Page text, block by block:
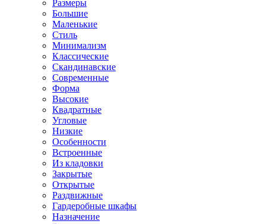
Размеры
Большие
Маленькие
Стиль
Минимализм
Классические
Скандинавские
Современные
Форма
Высокие
Квадратные
Угловые
Низкие
Особенности
Встроенные
Из кладовки
Закрытые
Открытые
Раздвижные
Гардеробные шкафы
Назначение